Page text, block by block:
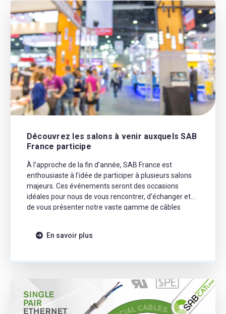
Découvrez les salons à venir auxquels SAB
France participe
À l’approche de la fin d’année, SAB France est
enthousiaste à l’idée de participer à plusieurs salons
majeurs. Ces événements seront des occasions
idéales pour nous de vous rencontrer, d’échanger et
de vous présenter notre vaste gamme de câbles
En savoir plus